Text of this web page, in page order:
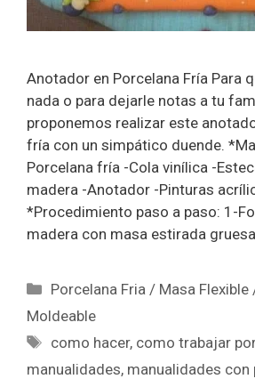
Anotador en Porcelana Fría Para
nada o para dejarle notas a tu
proponemos realizar este
fría con un simpático duende.
Porcelana fría -Cola vinílica -
madera -Anotador -Pinturas
*Procedimiento paso a paso: 1-
madera con masa estirada
Porcelana Fria / Masa Flexible
Moldeable
como hacer, como trabajar
manualidades, manualidades con